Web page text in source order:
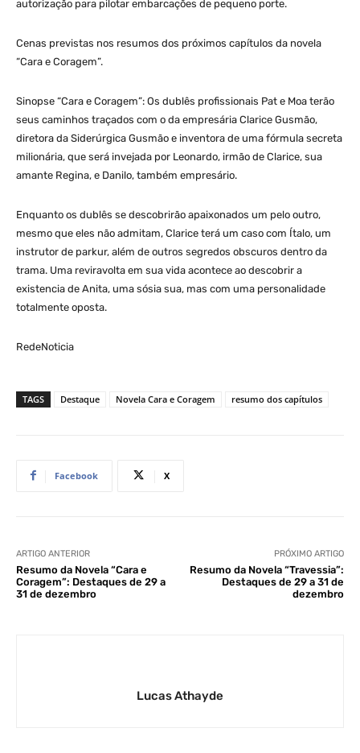
autorização para pilotar embarcações de pequeno porte.
Cenas previstas nos resumos dos próximos capítulos da novela
“Cara e Coragem”.
Sinopse “Cara e Coragem”: Os dublês profissionais Pat e Moa terão
seus caminhos traçados com o da empresária Clarice Gusmão,
diretora da Siderúrgica Gusmão e inventora de uma fórmula secreta
milionária, que será invejada por Leonardo, irmão de Clarice, sua
amante Regina, e Danilo, também empresário.
Enquanto os dublês se descobrirão apaixonados um pelo outro,
mesmo que eles não admitam, Clarice terá um caso com Ítalo, um
instrutor de parkur, além de outros segredos obscuros dentro da
trama. Uma reviravolta em sua vida acontece ao descobrir a
existencia de Anita, uma sósia sua, mas com uma personalidade
totalmente oposta.
RedeNoticia
TAGS Destaque Novela Cara e Coragem resumo dos capítulos
Facebook X
ARTIGO ANTERIOR
Resumo da Novela “Cara e
Coragem”: Destaques de 29 a
31 de dezembro
PRÓXIMO ARTIGO
Resumo da Novela “Travessia”:
Destaques de 29 a 31 de
dezembro
Lucas Athayde